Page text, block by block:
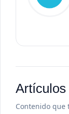
Artículos
Contenido que